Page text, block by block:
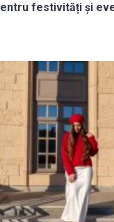
festivități și